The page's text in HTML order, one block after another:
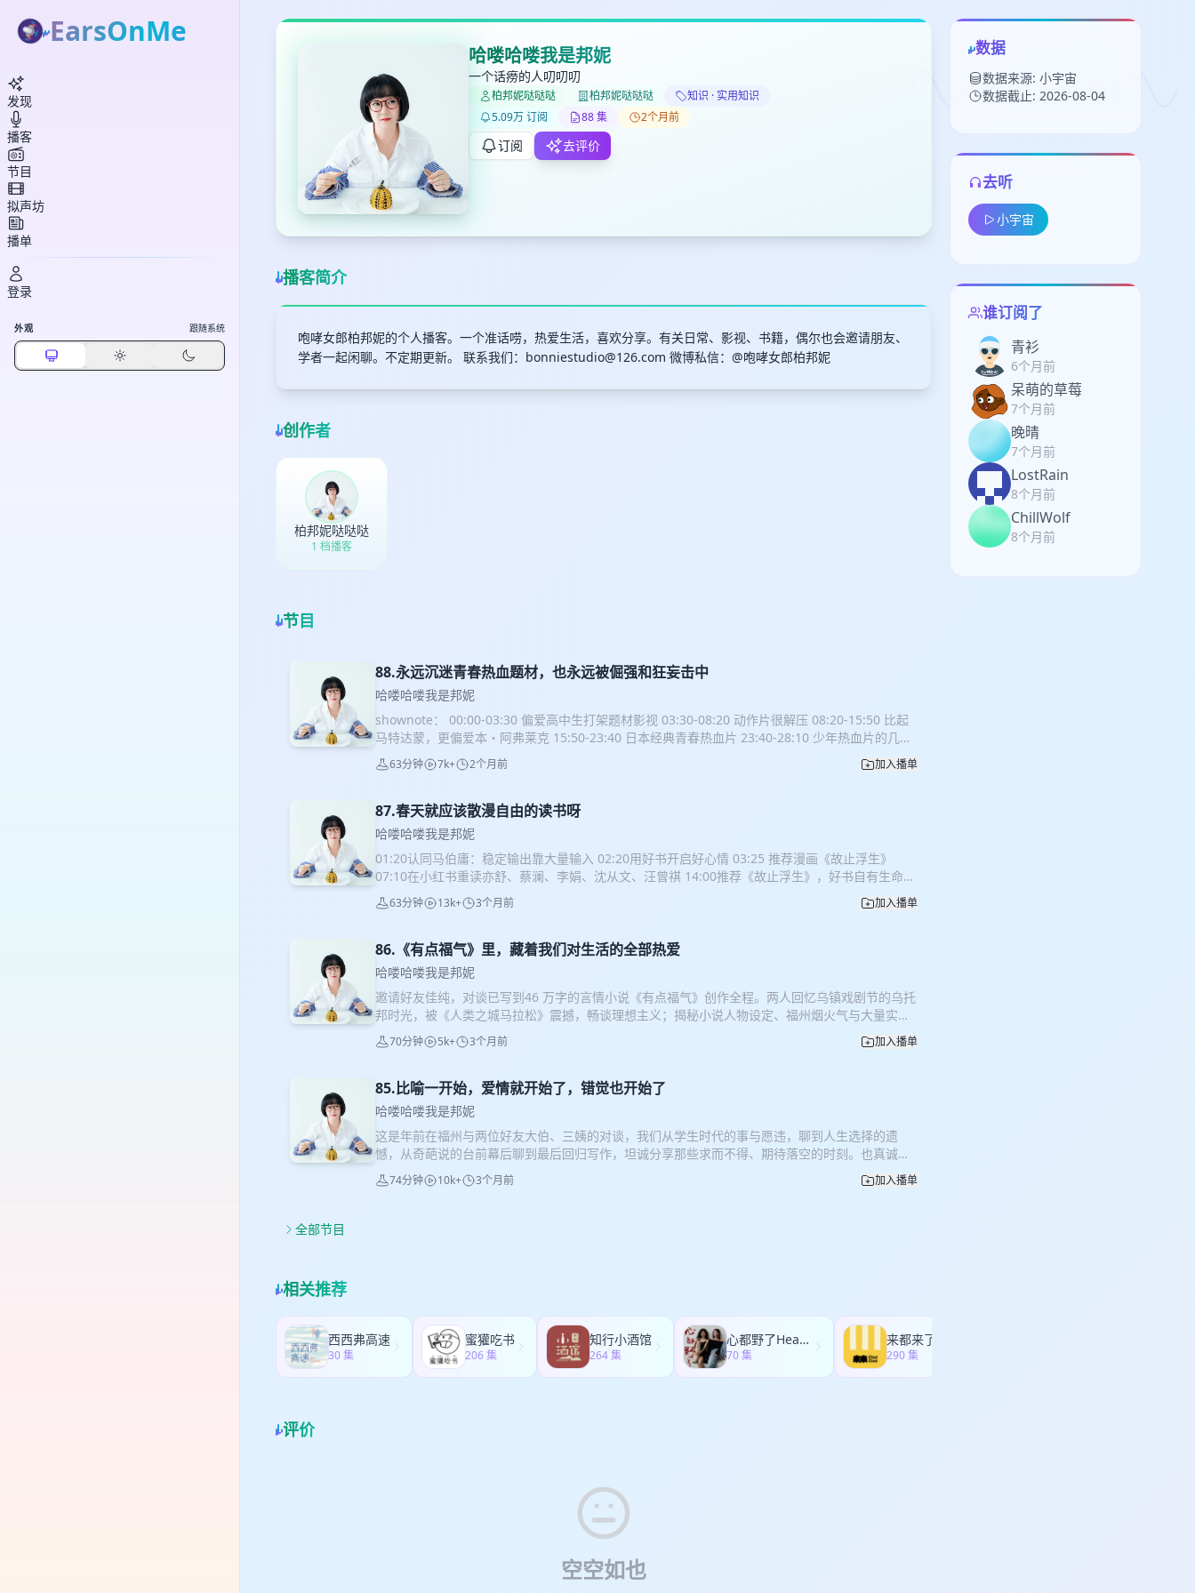
哈喽哈喽我是邦妮
一个话痨的人叨叨叨
柏邦妮哒哒哒 柏邦妮哒哒哒
知识 · 实用知识
5.09万 订阅
88 集 2个月前
订阅 去评价
播客简介
咆哮女郎柏邦妮的个人播客。一个准话唠，热爱生活，喜欢分享。有关日常、影视、书籍，偶尔也会邀请朋友、
学者一起闲聊。不定期更新。 联系我们： bonniestudio@126.com 微博私信：@咆哮女郎柏邦妮
创作者
柏邦妮哒哒哒
1 档播客
节目
88.永远沉迷青春热血题材，也永远被倔强和狂妄击中
哈喽哈喽我是邦妮
shownote： 00:00-03:30 偏爱高中生打架题材影视 03:30-08:20 动作片很解压 08:20-15:50 比起
马特达蒙，更偏爱本・阿弗莱克 15:50-23:40 日本经典青春热血片 23:40-28:10 少年热血片的几大
要素：团魂热血、逐级闯关、校园制霸排名 28:10-38:00 《流氓读书会》学渣误入打架职高 38:00-
49:30 《弱小英雄》，青春因为以卵击石，才热血，才感人。 49:30-54:20 《塔尔萨之王》，老派
《大暴走》《池袋西口公园》《极道鲜师》《火山高校》《热血高校》《青禾男高》《流氓读书
会》《弱小英雄》《塔尔萨之王》《给阿嫲的情书》📖 书籍：李沧东《烧纸》 漫画：《圣斗士星
矢》《圣子到》《木更津猫眼到贼团》 音乐选取： 《Hero》-Meego
63分钟 7k+ 2个月前 加入播单
87.春天就应该散漫自由的读书呀
哈喽哈喽我是邦妮
01:20认同马伯庸：稳定输出靠大量输入 02:20用好书开启好心情 03:25 推荐漫画《故止浮生》
07:10在小红书重读亦舒、蔡澜、李娟、沈从文、汪曾祺 14:00推荐《故止浮生》，好书自有生命力
25:20病中与低谷的救命书：汪曾祺、老舍、李一冰《苏东坡新传》、何大草《金桃》 27:40推荐
《加达拉的神迹》，一本看了就不想死的书 36:20 女性主义写作，重新看见历史中被忽略的女性
性缘为核心，重视女性情谊与自我 本期书单 漫画 《故止浮生》｜儿岛青 《东京平常日》《卢浮宫
的猫》｜松本大洋 《大奥》｜吉永史 小说 《加达拉的奇迹》| 中岛门罗 《黄油》|柚木麻子 《模
仿犯》《怪》｜宫部美雪 《厨房》《下北泽》｜吉本芭娜娜 救命书单（低谷必看） 汪曾祺 老舍 李
一冰《苏东坡新传》 何大草《金桃》 音乐选取： 《My dear weirdo》——昨夜派对
63分钟 13k+ 3个月前 加入播单
86.《有点福气》里，藏着我们对生活的全部热爱
哈喽哈喽我是邦妮
邀请好友佳纯，对谈已写到46 万字的言情小说《有点福气》创作全程。两人回忆乌镇戏剧节的乌托
邦时光，被《人类之城马拉松》震撼，畅谈理想主义；揭秘小说人物设定、福州烟火气与大量实地
采访细节，分享从编剧到写小说的创作挣扎、自我和解，以及最终回归日常的平实结局。故事有甜
有苦，有烟火有理想。 02:23 乌镇戏剧节，沉浸式乌托邦体验 04:35 为《人类之城马拉松》两次改
间 14:38 女主许多福人设立得住，职场线扎实动人 17:24 十万字时焦虑 19:21 空心菜、肉燕、葱肉
饼等美食唤醒感官与乡愁 22:11 不追求传奇开挂，写平常人珍贵的懂得与联结 27:10 北京返乡纪录
片导演，理想主义与职场幻灭 37:24 福州是隐形主角，充满烟火与人文气质 43:19 人设突破，选择
有冒犯感、有血性的男主 46:55 沉溺细节、篇幅超长，自我批判与自我接纳 48:42 山不让尘，水不
辞盈 51:08 写小说是用情感打通世界 53:16 剧本靠技巧，小说靠生命能量，孤独且耗心 57:07 电影
感 + 漫画感，蒙太奇与定格画面兼具 01:07:22 好故事像灯，相信故事的治愈与力量 音乐选取 《亚
麻质地的少女》-温格华生
70分钟 5k+ 3个月前 加入播单
85.比喻一开始，爱情就开始了，错觉也开始了
哈喽哈喽我是邦妮
这是年前在福州与两位好友大伯、三姨的对谈，我们从学生时代的事与愿违，聊到人生选择的遗
憾，从奇葩说的台前幕后聊到最后回归写作，坦诚分享那些求而不得、期待落空的时刻。也真诚向
大家推荐他们的播客——《大伯和三姨》。 02:03 学生时代的事与愿违 05:36 与福州深度联结
06:26 参加《奇葩说》的原因 08:09 团队很珍贵，彼此支持 11:55 激流勇退，把屁股放在凳子上
74分钟 10k+ 3个月前 加入播单
全部节目
相关推荐
西西弗高速
30 集
蜜獾吃书
206 集
知行小酒馆
264 集
心都野了Heartbeast
70 集 290 集
评价
空空如也
数据
数据来源: 小宇宙
数据截止: 2026-08-04
去听
小宇宙
谁订阅了
青衫
6个月前
呆萌的草莓
7个月前
晚晴
7个月前
LostRain
8个月前
ChillWolf
8个月前
高
删除确认
EarsOnMe
发现
播客
节目
拟声坊
播单
登录
外观 跟随系统
加入播单